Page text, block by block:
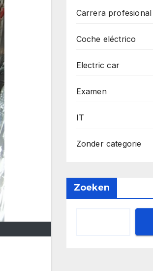
Carrera profesional
Coche eléctrico
Electric car
Examen
IT
Zonder categorie
Zoeken